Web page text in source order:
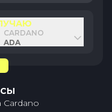
CARDANO
ADA
Cardano